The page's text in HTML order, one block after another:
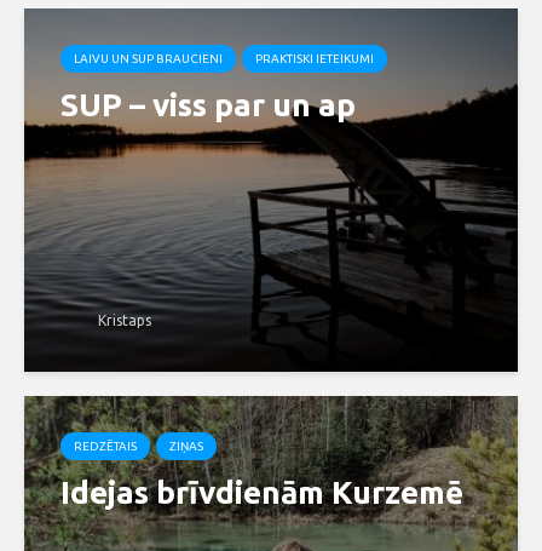
LAIVU UN SUP BRAUCIENI PRAKTISKI IETEIKUMI
SUP – viss par un ap
Kristaps
REDZĒTAIS ZIŅAS
Idejas brīvdienām Kurzemē